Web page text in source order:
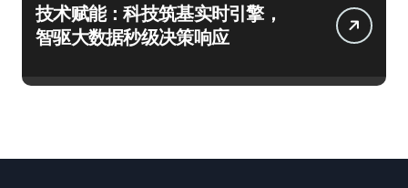
技术赋能：科技筑基实时引擎，
智驱大数据秒级决策响应